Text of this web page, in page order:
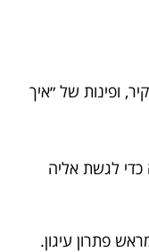
ופינות של ״איך
לגשת אליה
פתרון עיגון.